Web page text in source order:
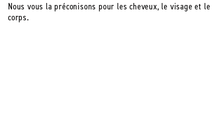
Nous vous la préconisons pour les cheveux, le visage et le
corps.